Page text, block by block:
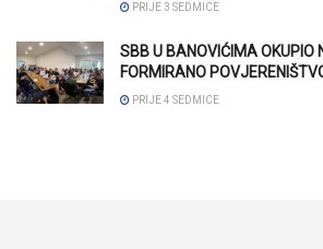
PRIJE 3 SEDMICE
SBB U BANOVIĆIMA OKUPIO
FORMIRANO
PRIJE 4 SEDMICE